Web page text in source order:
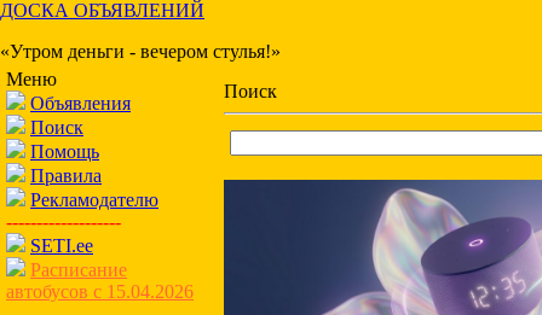
ДОСКА ОБЪЯВЛЕНИЙ
«Утром деньги - вечером стулья!»
Меню
Объявления
Поиск
Помощь
Правила
Рекламодателю
-------------------
SETI.ee
Расписание
автобусов с 15.04.2026
Поиск